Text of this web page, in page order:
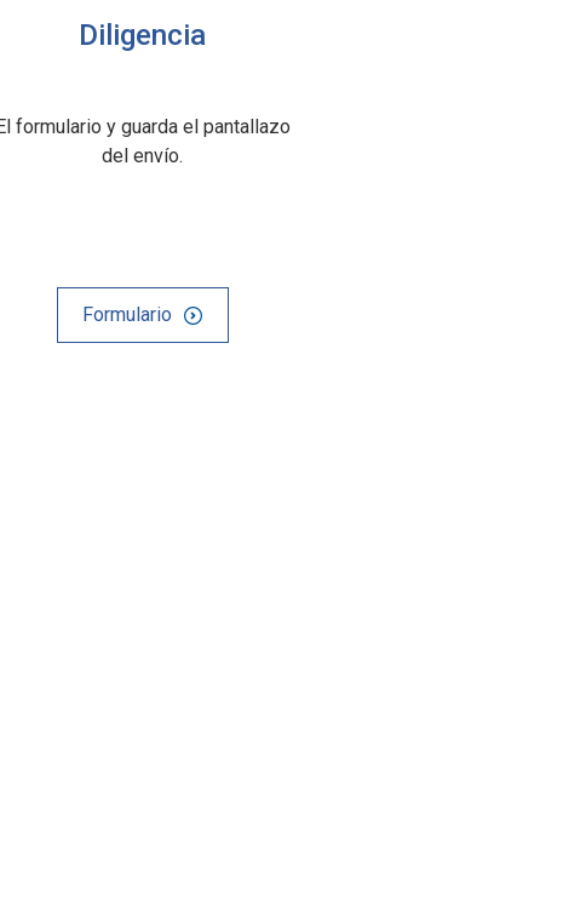
Diligencia
formulario y guarda el pantallazo
del envío.
Formulario